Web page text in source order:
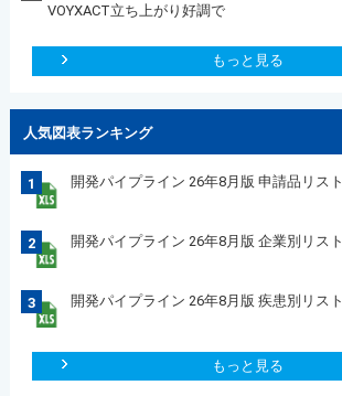
VOYXACT立ち上がり好調で
もっと見る
人気図表ランキング
1 開発パイプライン 26年8月版 申請品リスト
2 開発パイプライン 26年8月版 企業別リスト
3 開発パイプライン 26年8月版 疾患別リスト
もっと見る